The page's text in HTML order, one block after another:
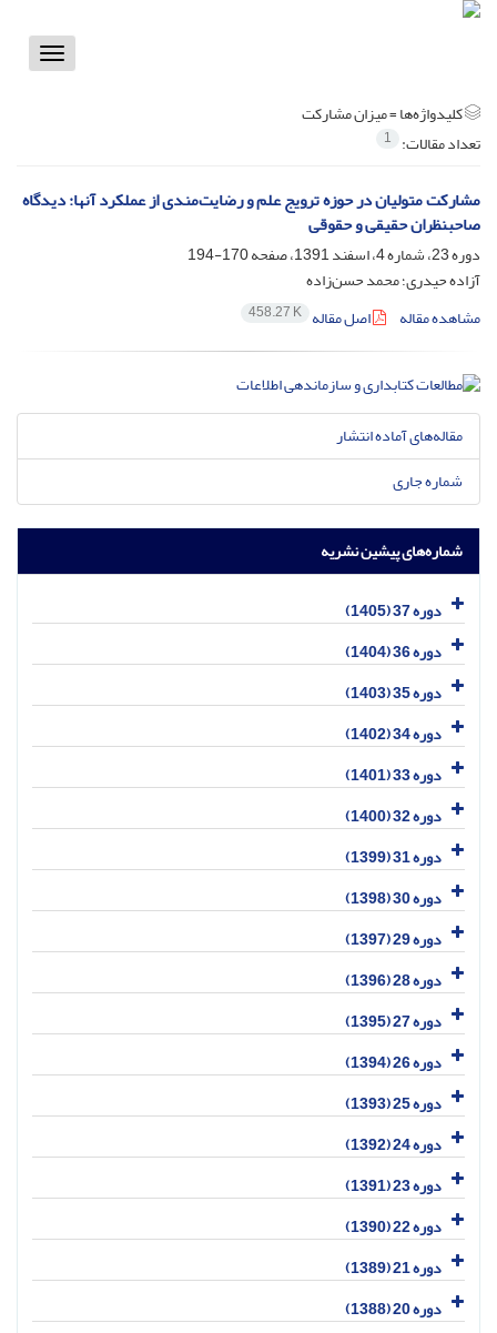
Toggle
کلیدواژه‌ها =میزان مشارکت
تعداد مقالات: 1
مشارکت متولیان در حوزه ترویج علم و رضایت‌مندی از عملکرد آنها: دیدگاه
صاحبنظران حقیقی و حقوقی
دوره 23، شماره 4، اسفند 1391، صفحه
170-194
آزاده حیدری؛ محمد حسن‌زاده
مشاهده مقاله
اصل مقاله 458.27 K
مقاله‌های آماده انتشار
شماره جاری
شماره‌های پیشین نشریه
دوره 37 (1405)
دوره 36 (1404)
دوره 35 (1403)
دوره 34 (1402)
دوره 33 (1401)
دوره 32 (1400)
دوره 31 (1399)
دوره 30 (1398)
دوره 29 (1397)
دوره 28 (1396)
دوره 27 (1395)
دوره 26 (1394)
دوره 25 (1393)
دوره 24 (1392)
دوره 23 (1391)
دوره 22 (1390)
دوره 21 (1389)
دوره 20 (1388)